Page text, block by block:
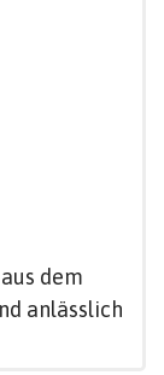
dem
anlässlich